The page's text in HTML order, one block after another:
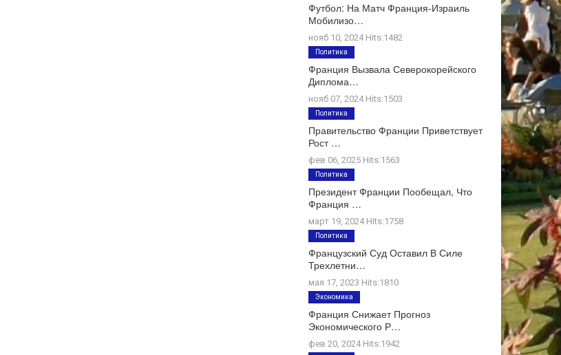
Футбол: На Матч Франция-Израиль
Мобилизо…
нояб 10, 2024 Hits:1482
Франция Вызвала Северокорейского
Диплома…
нояб 07, 2024 Hits:1503
Политика
Правительство Франции Приветствует
Рост …
фев 06, 2025 Hits:1563
Политика
Президент Франции Пообещал, Что
Франция …
март 19, 2024 Hits:1758
Политика
Французский Суд Оставил В Силе
Трехлетни…
мая 17, 2023 Hits:1810
Политика
Франция Снижает Прогноз
Экономического Р…
фев 20, 2024 Hits:1942
Экономика